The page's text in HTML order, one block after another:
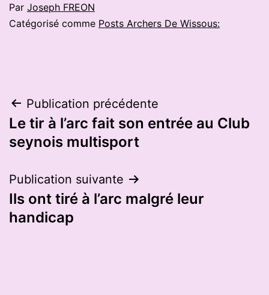
Par Joseph FREON
Catégorisé comme Posts Archers De Wissous:
Navigation
de
Publication précédente
Le tir à l’arc fait son entrée au Club
seynois multisport
Publication suivante
Ils ont tiré à l’arc malgré leur
handicap